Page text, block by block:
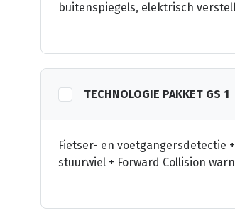
buitenspiegels, elektrisch
TECHNOLOGIE PAKKET GS 1
Fietser- en voetgangersdetectie
stuurwiel + Forward Collision